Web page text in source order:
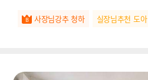
사장님강추 청하 실장님추천 도아